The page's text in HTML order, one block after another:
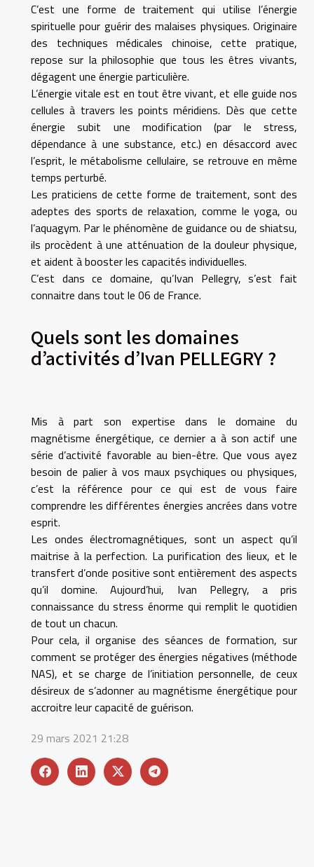
C’est une forme de traitement qui utilise l’énergie
spirituelle pour guérir des malaises physiques. Originaire
des techniques médicales chinoise, cette pratique,
repose sur la philosophie que tous les êtres vivants,
dégagent une énergie particulière.
L’énergie vitale est en tout être vivant, et elle guide nos
cellules à travers les points méridiens. Dès que cette
énergie subit une modification (par le stress,
dépendance à une substance, etc.) en désaccord avec
l’esprit, le métabolisme cellulaire, se retrouve en même
temps perturbé.
Les praticiens de cette forme de traitement, sont des
adeptes des sports de relaxation, comme le yoga, ou
l’aquagym. Par le phénomène de guidance ou de shiatsu,
ils procèdent à une atténuation de la douleur physique,
et aident à booster les capacités individuelles.
C’est dans ce domaine, qu’Ivan Pellegry, s’est fait
connaitre dans tout le 06 de France.
Quels sont les domaines
d’activités d’Ivan PELLEGRY ?
Mis à part son expertise dans le domaine du
magnétisme énergétique, ce dernier a à son actif une
série d’activité favorable au bien-être. Que vous ayez
besoin de palier à vos maux psychiques ou physiques,
c’est la référence pour ce qui est de vous faire
comprendre les différentes énergies ancrées dans votre
esprit.
Les ondes électromagnétiques, sont un aspect qu’il
maitrise à la perfection. La purification des lieux, et le
transfert d’onde positive sont entièrement des aspects
qu’il domine. Aujourd’hui, Ivan Pellegry, a pris
connaissance du stress énorme qui remplit le quotidien
de tout un chacun.
Pour cela, il organise des séances de formation, sur
comment se protéger des énergies négatives (méthode
NAS), et se charge de l’initiation personnelle, de ceux
désireux de s’adonner au magnétisme énergétique pour
accroitre leur capacité de guérison.
29 mars 2021 21:28